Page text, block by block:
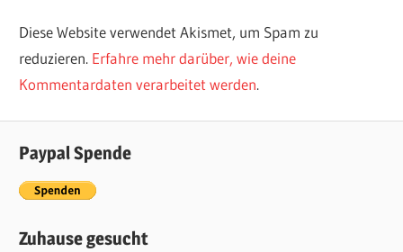
Diese Website verwendet Akismet, um Spam zu
reduzieren. Erfahre mehr darüber, wie deine
Kommentardaten verarbeitet werden.
Paypal Spende
Zuhause gesucht